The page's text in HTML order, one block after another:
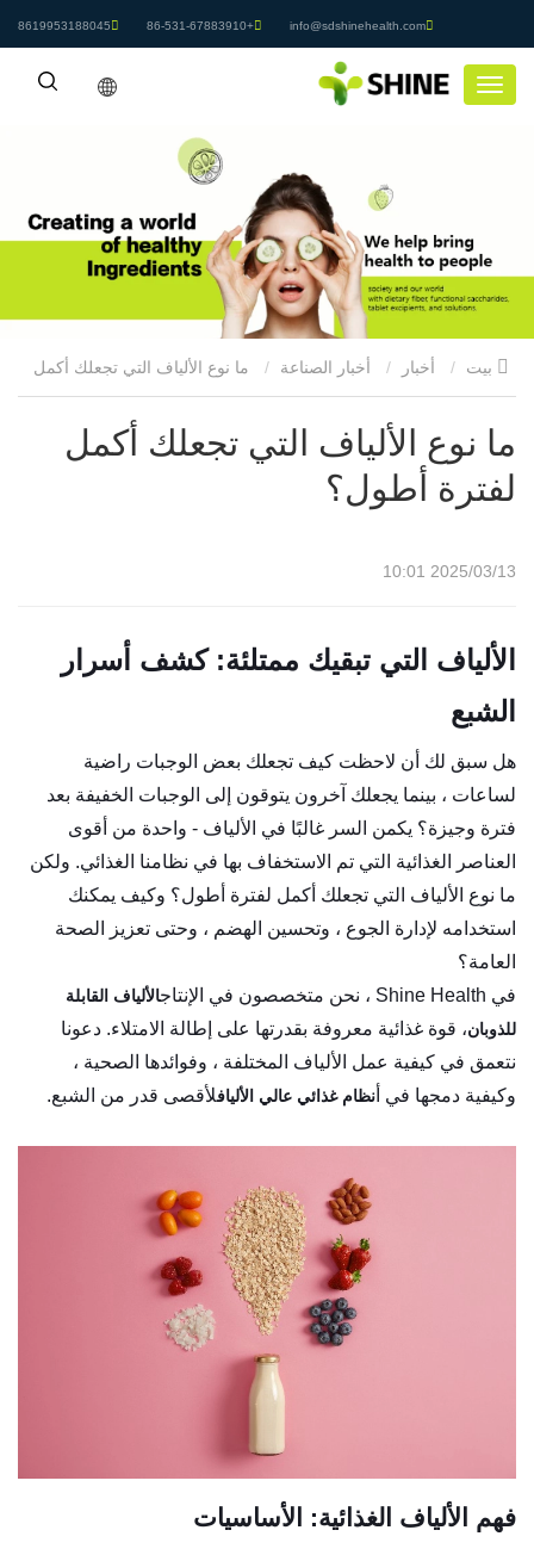
info@sdshinehealth.com
+86-531-67883910
8619953188045
أخبار أخبار الصناعة ما نوع الألياف التي تجعلك أكمل
لفترة أطول؟
ما نوع الألياف التي تجعلك أكمل
لفترة أطول؟
2025/03/13 10:01
الألياف التي تبقيك ممتلئة: كشف أسرار
الشبع
هل سبق لك أن لاحظت كيف تجعلك بعض الوجبات راضية
لساعات ، بينما يجعلك آخرون يتوقون إلى الوجبات الخفيفة بعد
فترة وجيزة؟ يكمن السر غالبًا في الألياف - واحدة من أقوى
العناصر الغذائية التي تم الاستخفاف بها في نظامنا الغذائي. ولكن
ما نوع الألياف التي تجعلك أكمل لفترة أطول؟ وكيف يمكنك
استخدامه لإدارة الجوع ، وتحسين الهضم ، وحتى تعزيز الصحة
العامة؟
في Shine Health ، نحن متخصصون في الإنتاج
الألياف القابلة
للذوبان، قوة غذائية معروفة بقدرتها على إطالة الامتلاء. دعونا
نتعمق في كيفية عمل الألياف المختلفة ، وفوائدها الصحية ،
وكيفية دمجها في أ نظام غذائي عالي الأليافلأقصى قدر من الشبع.
فهم الألياف الغذائية: الأساسيات